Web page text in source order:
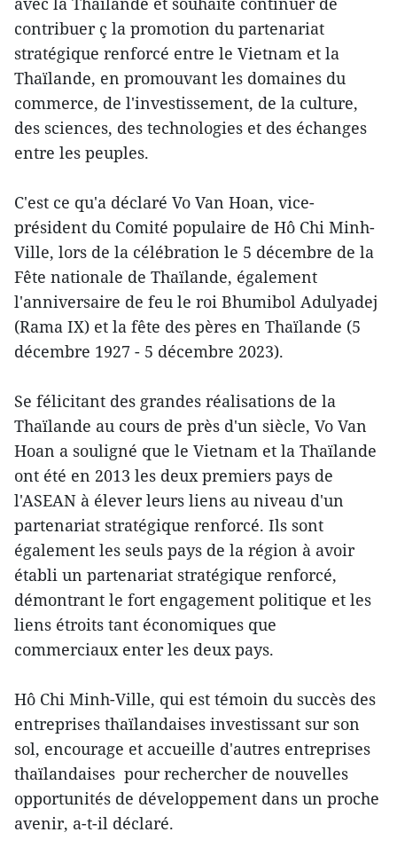
contribuer ç la promotion du partenariat
stratégique renforcé entre le Vietnam et la
Thaïlande, en promouvant les domaines du
commerce, de l'investissement, de la culture,
des sciences, des technologies et des échanges
entre les peuples.
C'est ce qu'a déclaré Vo Van Hoan, vice-
président du Comité populaire de Hô Chi Minh-
Ville, lors de la célébration le 5 décembre de la
Fête nationale de Thaïlande, également
l'anniversaire de feu le roi Bhumibol Adulyadej
(Rama IX) et la fête des pères en Thaïlande (5
décembre 1927 - 5 décembre 2023).
Se félicitant des grandes réalisations de la
Thaïlande au cours de près d'un siècle, Vo Van
Hoan a souligné que le Vietnam et la Thaïlande
ont été en 2013 les deux premiers pays de
l'ASEAN à élever leurs liens au niveau d'un
partenariat stratégique renforcé. Ils sont
également les seuls pays de la région à avoir
établi un partenariat stratégique renforcé,
démontrant le fort engagement politique et les
liens étroits tant économiques que
commerciaux enter les deux pays.
Hô Chi Minh-Ville, qui est témoin du succès des
entreprises thaïlandaises investissant sur son
sol, encourage et accueille d'autres entreprises
thaïlandaises pour rechercher de nouvelles
opportunités de développement dans un proche
avenir, a-t-il déclaré.